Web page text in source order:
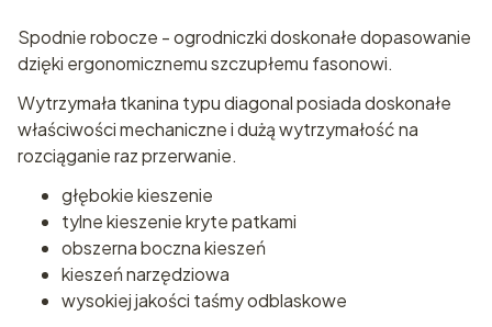
Spodnie robocze - ogrodniczki doskonałe dopasowanie
dzięki ergonomicznemu szczupłemu fasonowi.
Wytrzymała tkanina typu diagonal posiada doskonałe
właściwości mechaniczne i dużą wytrzymałość na
rozciąganie raz przerwanie.
głębokie kieszenie
tylne kieszenie kryte patkami
obszerna boczna kieszeń
kieszeń narzędziowa
wysokiej jakości taśmy odblaskowe